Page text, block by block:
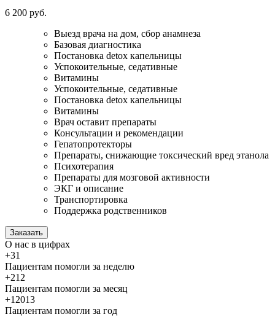
6 200 руб.
Выезд врача на дом, сбор анамнеза
Базовая диагностика
Постановка detox капельницы
Успокоительные, седативные
Витамины
Успокоительные, седативные
Постановка detox капельницы
Витамины
Врач оставит препараты
Консультации и рекомендации
Гепатопротекторы
Препараты, снижающие токсический вред этанола
Психотерапия
Препараты для мозговой активности
ЭКГ и описание
Транспортировка
Поддержка родственников
Заказать
О нас в цифрах
+31
Пациентам помогли за неделю
+212
Пациентам помогли за месяц
+12013
Пациентам помогли за год